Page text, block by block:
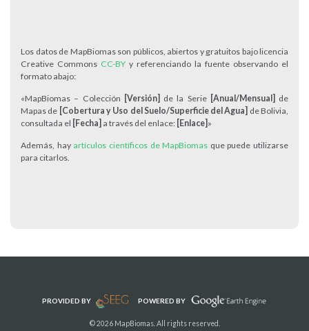
Los datos de MapBiomas son públicos, abiertos y gratuitos bajo licencia
Creative Commons CC-BY y referenciando la fuente observando el
formato abajo:
«MapBiomas – Colección [Versión] de la Serie [Anual/Mensual] de
Mapas de [Cobertura y Uso del Suelo/Superficie del Agua] de Bolivia,
consultada el [Fecha] a través del enlace: [Enlace] »
Además, hay artículos científicos de MapBiomas que puede utilizarse
para citarlos.
PROVIDED BY POWERED BY
© 2026 MapBiomas. All rights reserved.